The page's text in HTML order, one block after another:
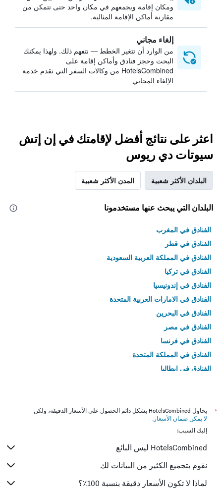
ومكان إقامة ويجمعهم في مكان واحد حتى تتمكن من
مقارنة أماكن الإقامة المثالية.
إلغاء مجاني
من الوارد أن تتغير الخطط — نتفهم ذلك. ولهذا يمكنك
البحث وحجز فنادق وأماكن إقامة على
HotelsCombined من وكالات السفر التي تقدم خدمة
الإلغاء المجاني
اعثر على نتائج أفضل لإقامتك في إن إتش
سيوتات دي ريوس
البلدان الأكثر شعبية المدن الأكثر شعبية
البلدان التي يبحث عنها مستخدمونا
الفنادق في المغرب
الفنادق في قطر
الفنادق في المملكة العربية السعودية
الفنادق في تركيا
الفنادق في إندونيسيا
الفنادق في الامارات العربية المتحدة
الفنادق في البحرين
الفنادق في مصر
الفنادق في فرنسا
الفنادق في المملكة المتحدة
الفنادق في إيطاليا
*
يحاول HotelsCombined بشكل دائم الحصول على الأسعار الدقيقة، ولكن
لا يمكن ضمان الأسعار .
إليك السبب:
HotelsCombined ليس البائع
نقوم بتجميع الكثير من البيانات لك
لماذا لا تكون الأسعار دقيقة بنسبة 100٪؟